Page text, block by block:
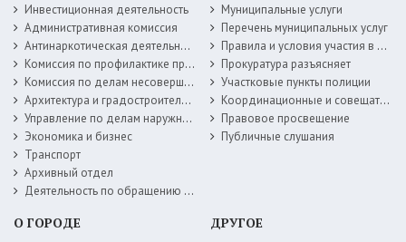
Инвестиционная деятельность
Административная комиссия
Антинаркотическая деятельность
Комиссия по профилактике правонарушений
Комиссия по делам несовершеннолетних
Архитектура и градостроительство
Управление по делам наружной рекламы
Экономика и бизнес
Транспорт
Архивный отдел
Деятельность по обращению с животными без владельцев
Муниципальные услуги
Перечень муниципальных услуг
Правила и условия участия в жилищных программах
Прокуратура разъясняет
Участковые пункты полиции
Координационные и совещательные органы
Правовое просвещение
Публичные слушания
О ГОРОДЕ ДРУГОЕ